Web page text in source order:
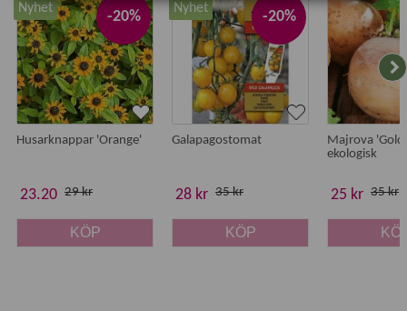
-20%
Nyhet
Husarknappar 'Orange'
23.20 29 kr
KÖP
-20%
Nyhet
Galapagostomat
28 kr 35 kr
KÖP
Majrova
ekologisk
25 kr 35 kr